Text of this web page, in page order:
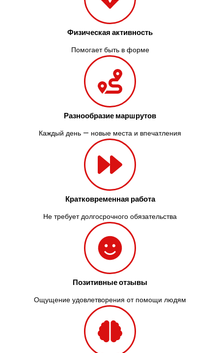
Физическая активность
Помогает быть в форме
Разнообразие маршрутов
Каждый день — новые места и впечатления
Кратковременная работа
Не требует долгосрочного обязательства
Позитивные отзывы
Ощущение удовлетворения от помощи людям